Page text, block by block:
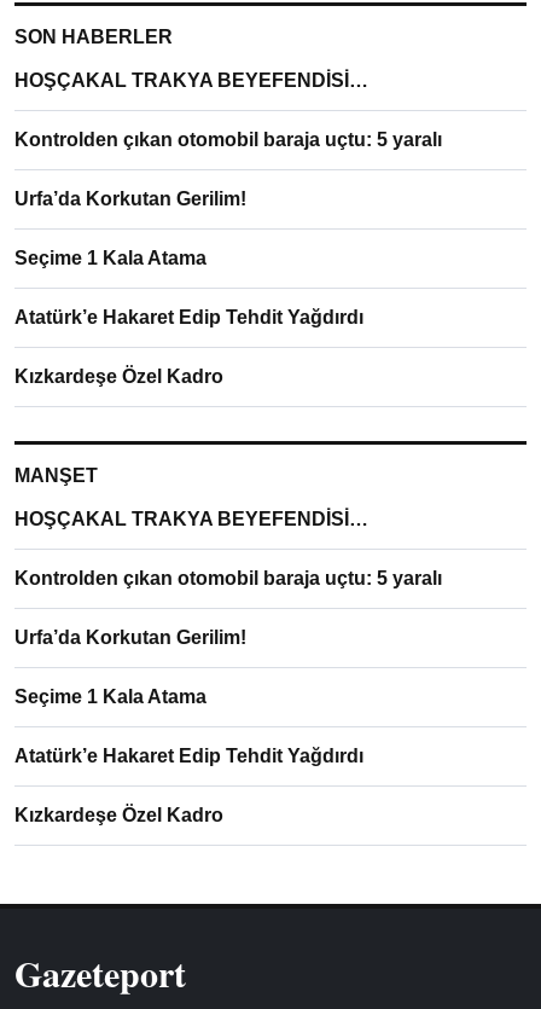
SON HABERLER
HOŞÇAKAL TRAKYA BEYEFENDİSİ…
Kontrolden çıkan otomobil baraja uçtu: 5 yaralı
Urfa’da Korkutan Gerilim!
Seçime 1 Kala Atama
Atatürk’e Hakaret Edip Tehdit Yağdırdı
Kızkardeşe Özel Kadro
MANŞET
HOŞÇAKAL TRAKYA BEYEFENDİSİ…
Kontrolden çıkan otomobil baraja uçtu: 5 yaralı
Urfa’da Korkutan Gerilim!
Seçime 1 Kala Atama
Atatürk’e Hakaret Edip Tehdit Yağdırdı
Kızkardeşe Özel Kadro
Gazeteport